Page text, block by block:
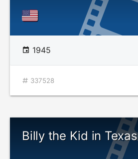
1945
337528
Billy the Kid in Texas